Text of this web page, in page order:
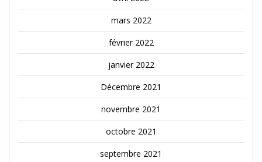
mars 2022
février 2022
janvier 2022
Décembre 2021
novembre 2021
octobre 2021
septembre 2021